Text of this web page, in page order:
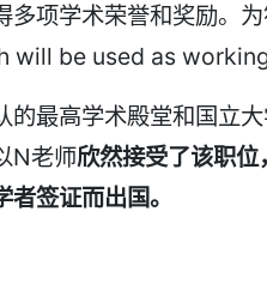
多项学术荣誉和奖励。
will be used as
的最高学术殿堂和国立
N老师欣然接受了该职
签证而出国。